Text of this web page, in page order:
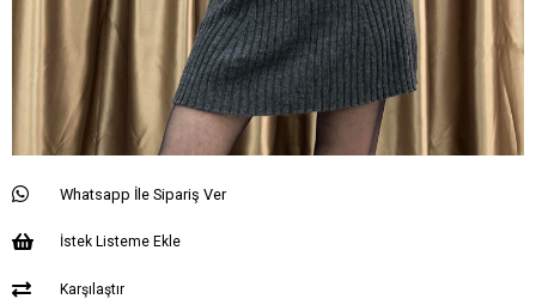
Whatsapp İle Sipariş Ver
İstek Listeme Ekle
Karşılaştır